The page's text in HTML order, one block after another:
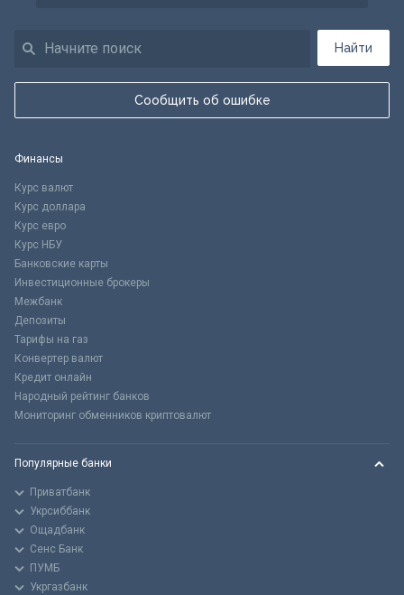
Найти
Сообщить об ошибке
Финансы
Курс валют
Курс доллара
Курс евро
Курс НБУ
Банковские карты
Инвестиционные брокеры
Межбанк
Депозиты
Тарифы на газ
Конвертер валют
Кредит онлайн
Народный рейтинг банков
Мониторинг обменников криптовалют
Популярные банки
Приватбанк
Укрсиббанк
Ощадбанк
Сенс Банк
ПУМБ
Укргазбанк